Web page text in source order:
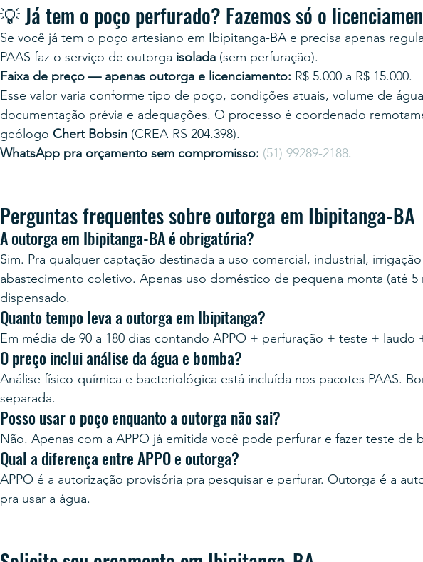
💡 Já tem o poço perfurado? Fazemos só o
Se você já tem o poço artesiano em Ibipitanga-BA e precisa apenas
PAAS faz o serviço de outorga isolada (sem perfuração).
Faixa de preço — apenas outorga e licenciamento: R$ 5.000 a R$ 15.000.
Esse valor varia conforme tipo de poço, condições atuais, volume de
documentação prévia e adequações. O processo é coordenado
geólogo Chert Bobsin (CREA-RS 204.398).
WhatsApp pra orçamento sem compromisso: (51) 99289-2188.
Perguntas frequentes sobre outorga em Ibipitanga-BA
A outorga em Ibipitanga-BA é obrigatória?
Sim. Pra qualquer captação destinada a uso comercial, industrial,
abastecimento coletivo. Apenas uso doméstico de pequena monta (até 5
dispensado.
Quanto tempo leva a outorga em Ibipitanga?
Em média de 90 a 180 dias contando APPO + perfuração + teste + laudo
O preço inclui análise da água e bomba?
Análise físico-química e bacteriológica está incluída nos pacotes PAAS.
separada.
Posso usar o poço enquanto a outorga não sai?
Não. Apenas com a APPO já emitida você pode perfurar e fazer teste de
Qual a diferença entre APPO e outorga?
APPO é a autorização provisória pra pesquisar e perfurar. Outorga é a
pra usar a água.